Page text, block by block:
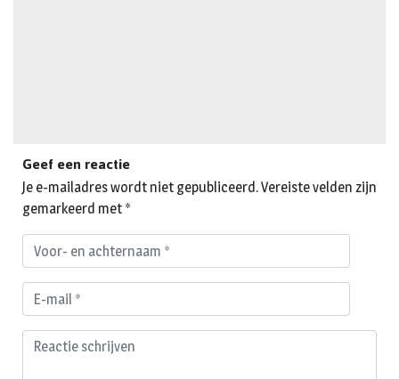
Geef een reactie
Je e-mailadres wordt niet gepubliceerd.Vereiste velden zijn
gemarkeerd met *